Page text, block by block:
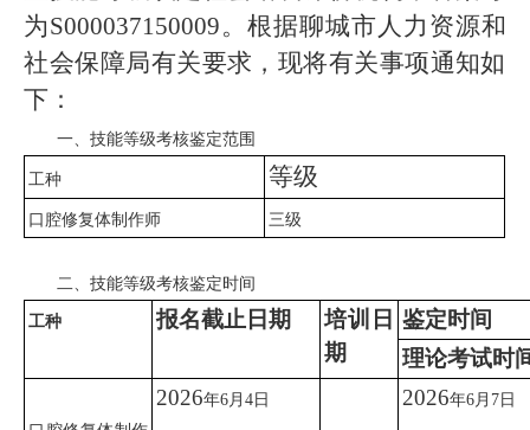
为S000037150009。根据聊城市人力资源和
社会保障局有关要求，现将有关事项通知如
下：
一、技能等级考核鉴定范围
工种 等级
口腔修复体制作师 三级
二、技能等级考核鉴定时间
工种 报名截止日期
培训日
期
鉴定时间
理论考试时
2026年6月4 日 2026年6月 7 日